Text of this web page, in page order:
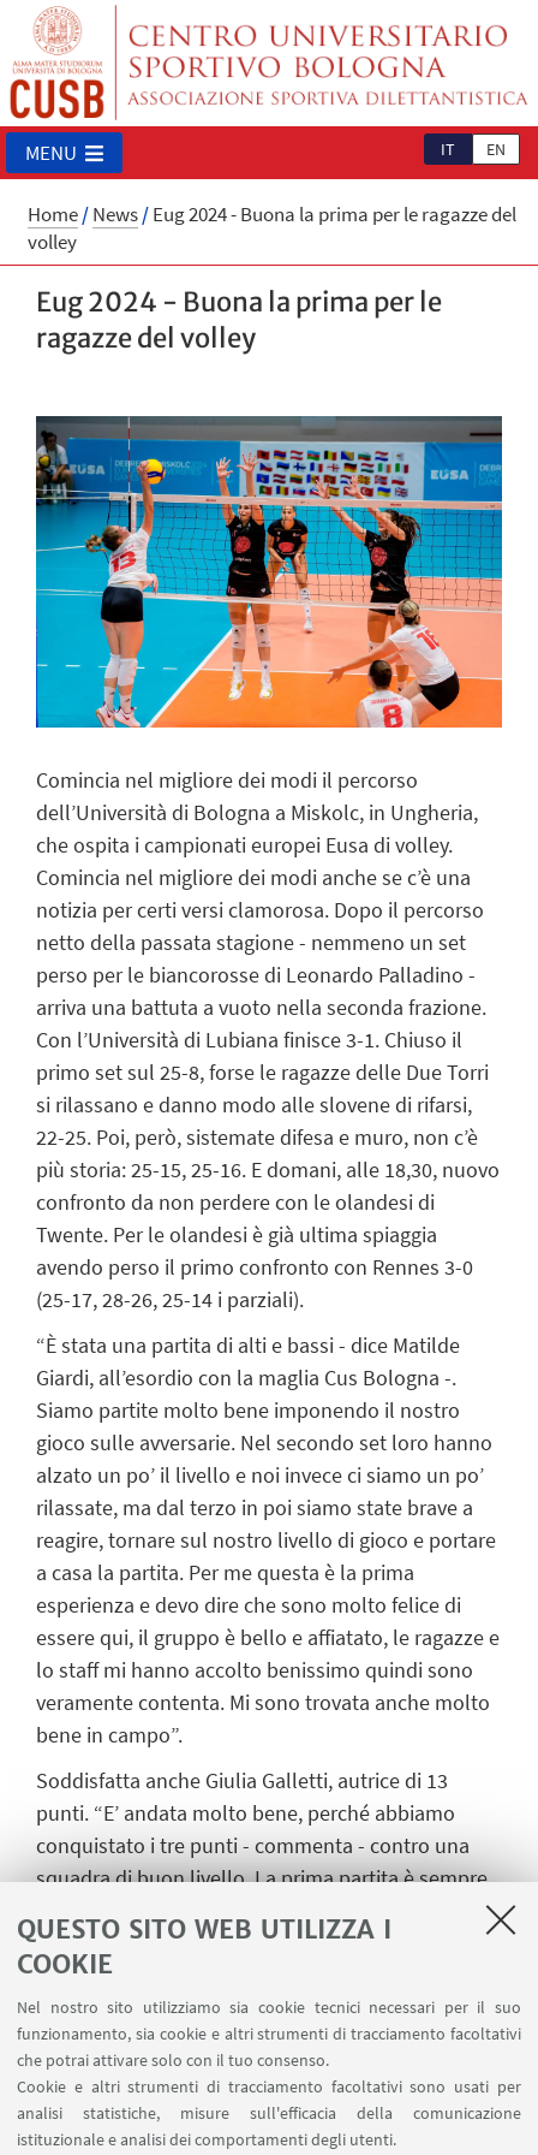
QUESTO SITO WEB UTILIZZA I
COOKIE
Nel nostro sito utilizziamo sia cookie tecnici necessari per il suo
funzionamento, sia cookie e altri strumenti di tracciamento facoltativi
che potrai attivare solo con il tuo consenso.
Cookie e altri strumenti di tracciamento facoltativi sono usati per
analisi statistiche, misure sull'efficacia della comunicazione
istituzionale e analisi dei comportamenti degli utenti.
IT EN
MENU
Home/News/Eug 2024 - Buona la prima per le ragazze del
volley
Eug 2024 - Buona la prima per le
ragazze del volley
Comincia nel migliore dei modi il percorso
dell’Università di Bologna a Miskolc, in Ungheria,
che ospita i campionati europei Eusa di volley.
Comincia nel migliore dei modi anche se c’è una
notizia per certi versi clamorosa. Dopo il percorso
netto della passata stagione - nemmeno un set
perso per le biancorosse di Leonardo Palladino -
arriva una battuta a vuoto nella seconda frazione.
Con l’Università di Lubiana finisce 3-1. Chiuso il
primo set sul 25-8, forse le ragazze delle Due Torri
si rilassano e danno modo alle slovene di rifarsi,
22-25. Poi, però, sistemate difesa e muro, non c’è
più storia: 25-15, 25-16. E domani, alle 18,30, nuovo
confronto da non perdere con le olandesi di
Twente. Per le olandesi è già ultima spiaggia
avendo perso il primo confronto con Rennes 3-0
(25-17, 28-26, 25-14 i parziali).
“È stata una partita di alti e bassi - dice Matilde
Giardi, all’esordio con la maglia Cus Bologna -.
Siamo partite molto bene imponendo il nostro
gioco sulle avversarie. Nel secondo set loro hanno
alzato un po’ il livello e noi invece ci siamo un po’
rilassate, ma dal terzo in poi siamo state brave a
reagire, tornare sul nostro livello di gioco e portare
a casa la partita. Per me questa è la prima
esperienza e devo dire che sono molto felice di
essere qui, il gruppo è bello e affiatato, le ragazze e
lo staff mi hanno accolto benissimo quindi sono
veramente contenta. Mi sono trovata anche molto
bene in campo”.
Soddisfatta anche Giulia Galletti, autrice di 13
punti. “E’ andata molto bene, perché abbiamo
conquistato i tre punti - commenta - contro una
squadra di buon livello. La prima partita è sempre
perché ora non potremo che trovare l’affiatamento
con maggiore tranquillità”.
Il tabellino del Cus Bologna: Greta Monaco, Chiara
Mason 8, Dalila Modestino 7, Matilde Giardi 5,
Blerona Tasholli 5, Mariaelena Aluigi, Sofia
Migliorini, Stefani Bernabè, Sara Fontemaggi 2,